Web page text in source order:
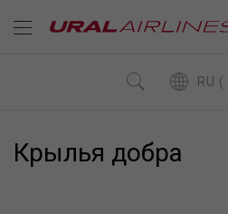
Крылья добра